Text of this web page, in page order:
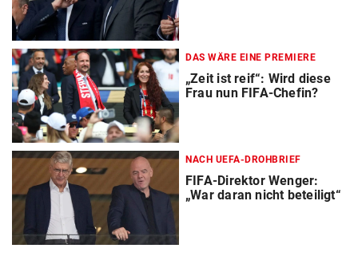
DAS WÄRE EINE PREMIERE
„Zeit ist reif“: Wird diese
Frau nun FIFA-Chefin?
NACH UEFA-DROHBRIEF
FIFA-Direktor Wenger:
„War daran nicht beteiligt“